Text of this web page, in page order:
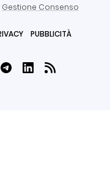
Gestione Consenso
PUBBLICITÀ